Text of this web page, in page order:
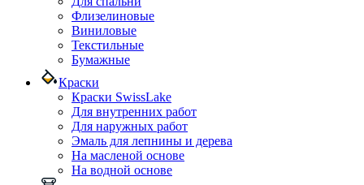
Флизелиновые
Виниловые
Текстильные
Бумажные
Краски
Краски SwissLake
Для внутренних работ
Для наружных работ
Эмаль для лепнины и дерева
На масленой основе
На водной основе